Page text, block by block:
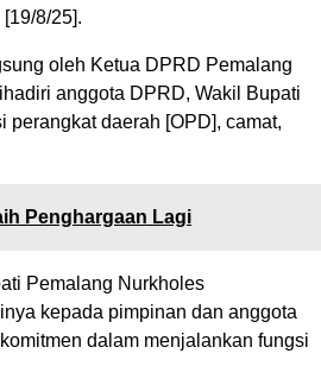
8/25].
oleh Ketua DPRD Pemalang
anggota DPRD, Wakil Bupati
daerah [OPD], camat,
Penghargaan Lagi
Pemalang Nurkholes
kepada pimpinan dan anggota
dalam menjalankan fungsi